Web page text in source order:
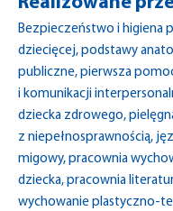
Bezpieczeństwo i higiena
dziecięcej, podstawy
publiczne, pierwsza
i komunikacji
dziecka zdrowego,
z niepełnosprawnością,
migowy, pracownia
dziecka, pracownia
wychowanie plastyczno-